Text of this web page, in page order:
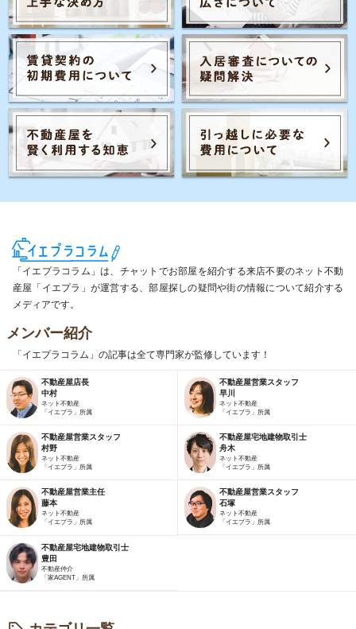
Posts navigation 2 …
「イエプラコラム」は、チャットでお部屋を紹介する来店不要のネット不動
産屋「イエプラ」が運営する、部屋探しの疑問や街の情報について紹介する
メディアです。
メンバー紹介
「イエプラコラム」の記事は全て専門家が監修しています！
不動産屋店長
中村
ネット不動産
「イエプラ」所属
不動産屋営業スタッフ
早川
ネット不動産
「イエプラ」所属
不動産屋営業スタッフ
村野
ネット不動産
「イエプラ」所属
不動産屋宅地建物取引士
舟木
ネット不動産
「イエプラ」所属
不動産屋営業主任
藤本
ネット不動産
「イエプラ」所属
不動産屋営業スタッフ
石塚
ネット不動産
「イエプラ」所属
不動産屋宅地建物取引士
豊田
不動産仲介
「家AGENT」所属